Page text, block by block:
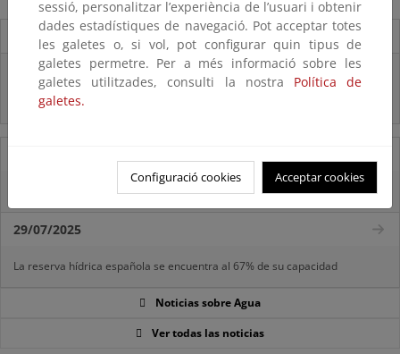
Destacados
Real Decreto subvenciones adaptación riesgos inundación
Inf. Pública RD medidas gestión riesgo inundación
La reserva hídrica española se encuentra al 65,8% de su capacidad
29/07/2025
La reserva hídrica española se encuentra al 67% de su capacidad
Noticias sobre Agua
Ver todas las noticias
sessió, personalitzar l’experiència de l’usuari i obtenir
dades estadístiques de navegació. Pot acceptar totes
les galetes o, si vol, pot configurar quin tipus de
galetes permetre. Per a més informació sobre les
galetes utilitzades, consulti la nostra Política de
galetes.
Configuració cookies Acceptar cookies